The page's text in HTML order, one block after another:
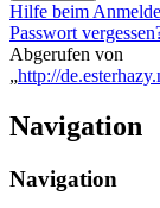
Hilfe beim
Passwort
Abgerufen von
„http://
Navigation
Navigation